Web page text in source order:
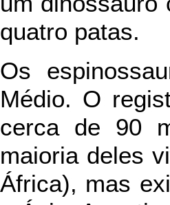
quatro patas.
Os
Médio. O
cerca de 90
maioria deles
África), mas